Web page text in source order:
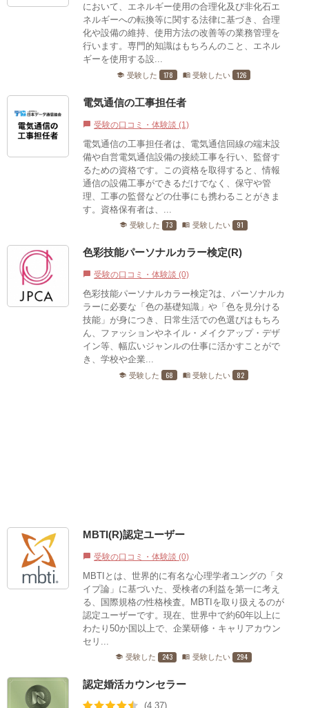
において、エネルギー使用の合理化及び非化石エ
ネルギーへの転換等に関する法律に基づき、合理
化や設備の維持、使用方法の改善等の業務管理を
行います。専門的知識はもちろんのこと、エネル
ギーを使用する設...
school 受験した 178 menu_book 受験したい 126
電気通信の工事担任者
chat_bubble 受験の口コミ・体験談 (1)
電気通信の工事担任者は、電気通信回線の端末設
備や自営電気通信設備の接続工事を行い、監督す
るための資格です。この資格を取得すると、情報
通信の設備工事ができるだけでなく、保守や管
理、工事の監督などの仕事にも携わることがきま
す。資格保有者は、...
school 受験した 73 menu_book 受験したい 91
色彩技能パーソナルカラー検定(R)
chat_bubble 受験の口コミ・体験談 (0)
色彩技能パーソナルカラー検定?は、パーソナルカ
ラーに必要な「色の基礎知識」や「色を見分ける
技能」が身につき、日常生活での色選びはもちろ
ん、ファッションやネイル・メイクアップ・デザ
イン等、幅広いジャンルの仕事に活かすことがで
き、学校や企業...
school 受験した 68 menu_book 受験したい 82
MBTI(R)認定ユーザー
chat_bubble 受験の口コミ・体験談 (0)
MBTIとは、世界的に有名な心理学者ユングの「タ
イプ論」に基づいた、受検者の利益を第一に考え
る、国際規格の性格検査。MBTIを取り扱えるのが
認定ユーザーです。現在、世界中で約60年以上に
わたり50か国以上で、企業研修・キャリアカウン
セリ...
school 受験した 243 menu_book 受験したい 294
認定婚活カウンセラー
(4.37)